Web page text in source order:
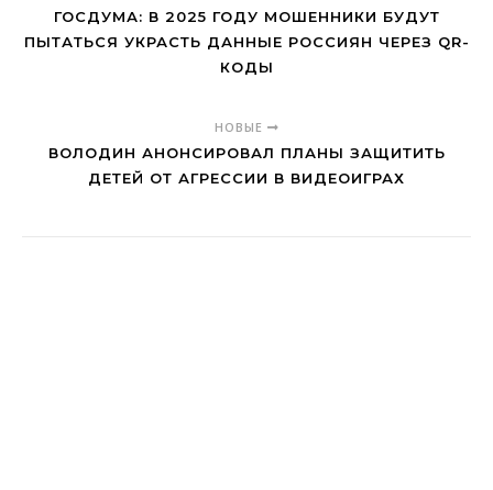
ГОСДУМА: В 2025 ГОДУ МОШЕННИКИ БУДУТ
ПЫТАТЬСЯ УКРАСТЬ ДАННЫЕ РОССИЯН ЧЕРЕЗ QR-
КОДЫ
НОВЫЕ
ВОЛОДИН АНОНСИРОВАЛ ПЛАНЫ ЗАЩИТИТЬ
ДЕТЕЙ ОТ АГРЕССИИ В ВИДЕОИГРАХ